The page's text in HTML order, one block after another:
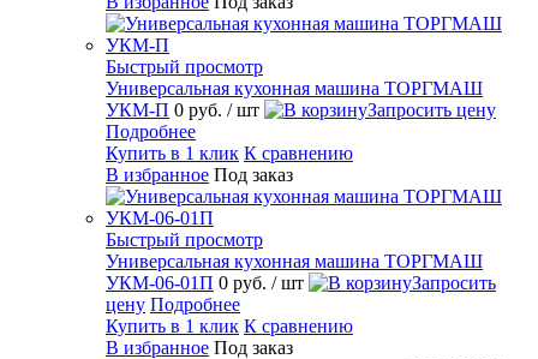
Быстрый просмотр
Универсальная кухонная машина ТОРГМАШ
УКМ-П 0 руб. / шт
Запросить цену
Подробнее
Купить в 1 клик К сравнению
В избранное Под заказ
Быстрый просмотр
Универсальная кухонная машина ТОРГМАШ
УКМ-06-01П 0 руб. / шт
Запросить
цену Подробнее
Купить в 1 клик К сравнению
В избранное Под заказ